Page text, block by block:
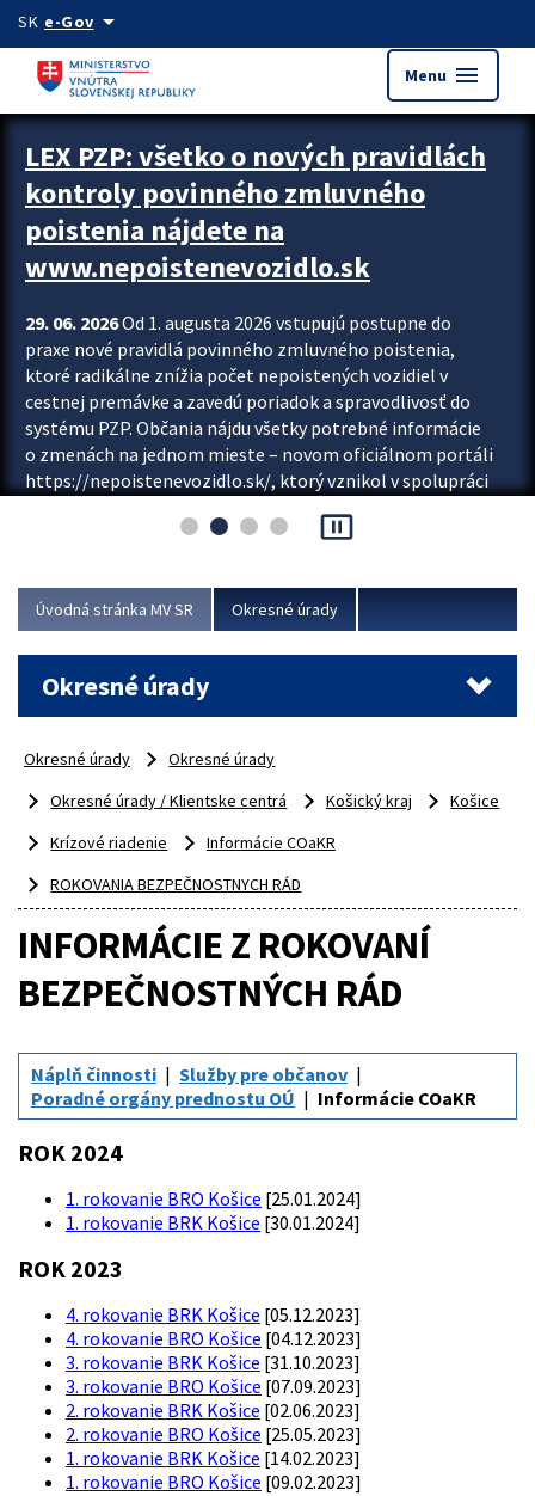
Preskocit na hlavný obsah
SK e-Govarrow_drop_down
Menu menu
Zastavit automatický posun upútavok
LEX PZP: všetko o nových pravidlách
kontroly povinného zmluvného
poistenia nájdete na
www.nepoistenevozidlo.sk
29. 06. 2026Od 1. augusta 2026 vstupujú postupne do
praxe nové pravidlá povinného zmluvného poistenia,
ktoré radikálne znížia počet nepoistených vozidiel v
cestnej premávke a zavedú poriadok a spravodlivosť do
systému PZP. Občania nájdu všetky potrebné informácie
o zmenách na jednom mieste – novom oficiálnom portáli
https://nepoistenevozidlo.sk/, ktorý vznikol v spolupráci
asociácie poisťovní (SLASPO) a Ministerstva vnútra SR.
Viac
pause_presentation
Úvodná stránka MV SR Okresné úrady
Okresné úrady
Okresné úrady
Okresné úrady
Okresné úrady / Klientske centrá
Košický kraj
Košice
Krízové riadenie
Informácie COaKR
ROKOVANIA BEZPEČNOSTNYCH RÁD
INFORMÁCIE Z ROKOVANÍ
BEZPEČNOSTNÝCH RÁD
Náplň činnosti
Služby pre občanov
Poradné orgány prednostu OÚ
Informácie COaKR
ROK 2024
1. rokovanie BRO Košice [25.01.2024]
1. rokovanie BRK Košice [30.01.2024]
ROK 2023
4. rokovanie BRK Košice [05.12.2023]
4. rokovanie BRO Košice [04.12.2023]
3. rokovanie BRK Košice [31.10.2023]
3. rokovanie BRO Košice [07.09.2023]
2. rokovanie BRK Košice [02.06.2023]
2. rokovanie BRO Košice [25.05.2023]
1. rokovanie BRK Košice [14.02.2023]
1. rokovanie BRO Košice [09.02.2023]